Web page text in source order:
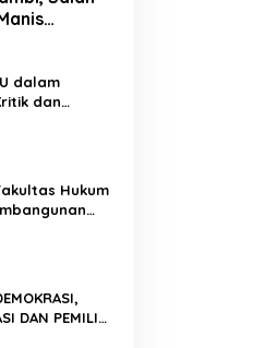
dalam
dan
Hukum
Jakarta
DAN PEMILIH